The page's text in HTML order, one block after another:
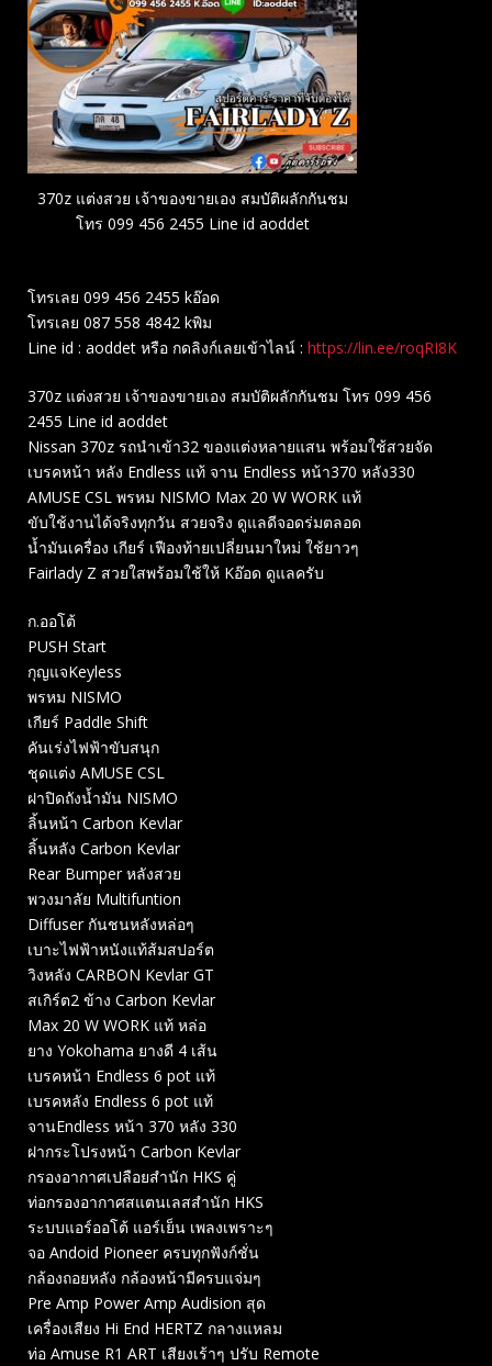
370z แต่งสวย เจ้าของขายเอง สมบัติผลักกันชม
โทร 099 456 2455 Line id aoddet
โทรเลย 099 456 2455 kอ๊อด
โทรเลย 087 558 4842 kพิม
Line id : aoddet หรือ กดลิงก์เลยเข้าไลน์ : https://lin.ee/roqRI8K
370z แต่งสวย เจ้าของขายเอง สมบัติผลักกันชม โทร 099 456
2455 Line id aoddet
Nissan 370z รถนำเข้า32 ของแต่งหลายแสน พร้อมใช้สวยจัด
เบรคหน้า หลัง Endless แท้ จาน Endless หน้า370 หลัง330
AMUSE CSL พรหม NISMO Max 20 W WORK แท้
ขับใช้งานได้จริงทุกวัน สวยจริง ดูแลดีจอดร่มตลอด
น้ำมันเครื่อง เกียร์ เฟืองท้ายเปลี่ยนมาใหม่ ใช้ยาวๆ
Fairlady Z สวยใสพร้อมใช้ให้ Kอ๊อด ดูแลครับ
ก.ออโต้
PUSH Start
กุญแจKeyless
พรหม NISMO
เกียร์ Paddle Shift
คันเร่งไฟฟ้าขับสนุก
ชุดแต่ง AMUSE CSL
ฝาปิดถังน้ำมัน NISMO
ลิ้นหน้า Carbon Kevlar
ลิ้นหลัง Carbon Kevlar
Rear Bumper หลังสวย
พวงมาลัย Multifuntion
Diffuser กันชนหลังหล่อๆ
เบาะไฟฟ้าหนังแท้ส้มสปอร์ต
วิงหลัง CARBON Kevlar GT
สเกิร์ต2 ข้าง Carbon Kevlar
Max 20 W WORK แท้ หล่อ
ยาง Yokohama ยางดี 4 เส้น
เบรคหน้า Endless 6 pot แท้
เบรคหลัง Endless 6 pot แท้
จานEndless หน้า 370 หลัง 330
ฝากระโปรงหน้า Carbon Kevlar
กรองอากาศเปลือยสำนัก HKS คู่
ท่อกรองอากาศสแตนเลสสำนัก HKS
ระบบแอร์ออโต้ แอร์เย็น เพลงเพราะๆ
จอ Andoid Pioneer ครบทุกฟังก์ชั่น
กล้องถอยหลัง กล้องหน้ามีครบแจ่มๆ
Pre Amp Power Amp Audision สุด
เครื่องเสียง Hi End HERTZ กลางแหลม
ท่อ Amuse R1 ART เสียงเร้าๆ ปรับ Remote